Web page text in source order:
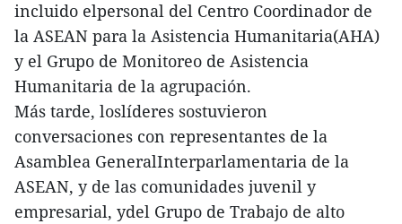
incluido elpersonal del Centro Coordinador de
la ASEAN para la Asistencia Humanitaria(AHA)
y el Grupo de Monitoreo de Asistencia
Humanitaria de la agrupación.
Más tarde, loslíderes sostuvieron
conversaciones con representantes de la
Asamblea GeneralInterparlamentaria de la
ASEAN, y de las comunidades juvenil y
empresarial, ydel Grupo de Trabajo de alto